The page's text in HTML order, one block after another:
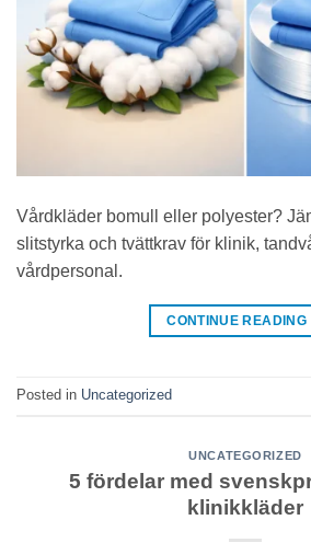
Vårdkläder bomull eller polyester?
slitstyrka och tvättkrav för klinik,
vårdpersonal.
CONTINUE READING
Posted in Uncategorized
UNCATEGORIZED
5 fördelar med
klinikkläder